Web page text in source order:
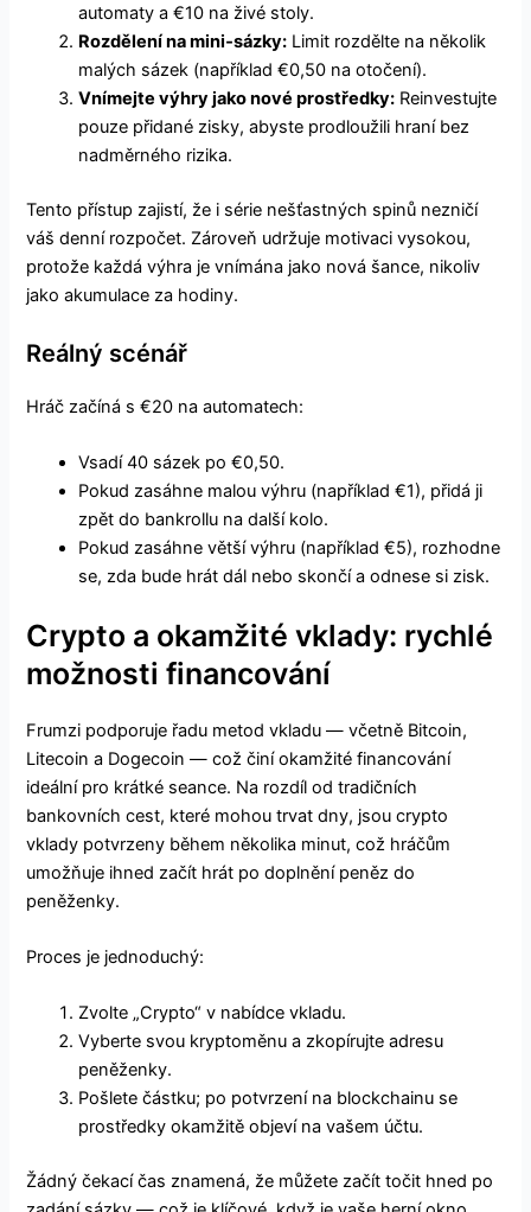
automaty a €10 na živé stoly.
Rozdělení na mini‑sázky: Limit rozdělte na několik
malých sázek (například €0,50 na otočení).
Vnímejte výhry jako nové prostředky: Reinvestujte
pouze přidané zisky, abyste prodloužili hraní bez
nadměrného rizika.
Tento přístup zajistí, že i série nešťastných spinů nezničí
váš denní rozpočet. Zároveň udržuje motivaci vysokou,
protože každá výhra je vnímána jako nová šance, nikoliv
jako akumulace za hodiny.
Reálný scénář
Hráč začíná s €20 na automatech:
Vsadí 40 sázek po €0,50.
Pokud zasáhne malou výhru (například €1), přidá ji
zpět do bankrollu na další kolo.
Pokud zasáhne větší výhru (například €5), rozhodne
se, zda bude hrát dál nebo skončí a odnese si zisk.
Crypto a okamžité vklady: rychlé
možnosti financování
Frumzi podporuje řadu metod vkladu — včetně Bitcoin,
Litecoin a Dogecoin — což činí okamžité financování
ideální pro krátké seance. Na rozdíl od tradičních
bankovních cest, které mohou trvat dny, jsou crypto
vklady potvrzeny během několika minut, což hráčům
umožňuje ihned začít hrát po doplnění peněz do
peněženky.
Proces je jednoduchý:
Zvolte „Crypto“ v nabídce vkladu.
Vyberte svou kryptoměnu a zkopírujte adresu
peněženky.
Pošlete částku; po potvrzení na blockchainu se
prostředky okamžitě objeví na vašem účtu.
Žádný čekací čas znamená, že můžete začít točit hned po